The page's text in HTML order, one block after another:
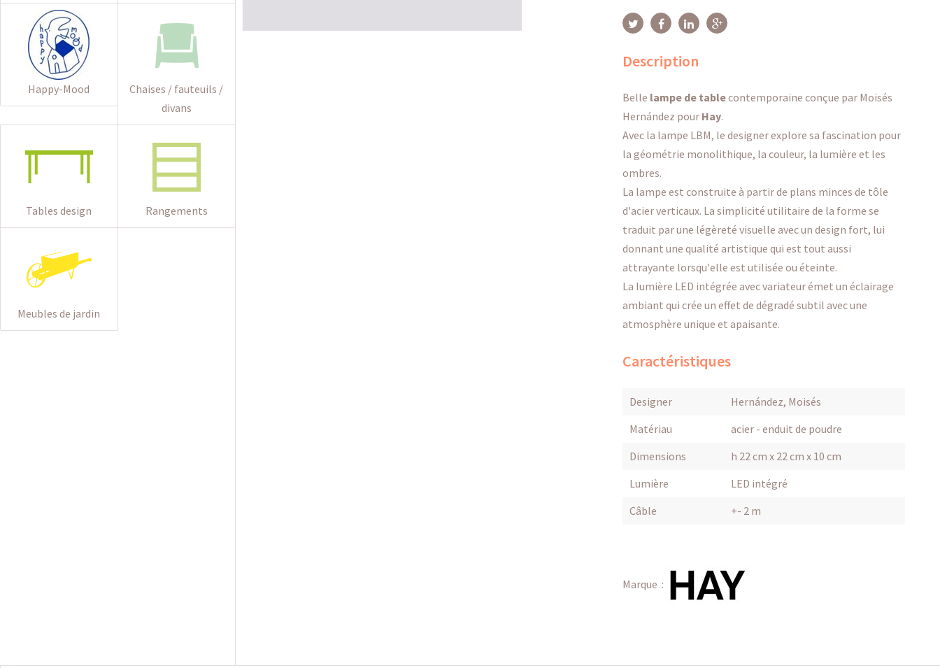
Happy-Mood
Chaises / fauteuils /
divans
Tables design Rangements
Meubles de jardin
Description
Belle lampe de tablecontemporaine conçue par Moisés
Hernández pour Hay.
Avec la lampe LBM, le designer explore sa fascination pour
la géométrie monolithique, la couleur, la lumière et les
ombres.
La lampe est construite à partir de plans minces de tôle
d'acier verticaux. La simplicité utilitaire de la forme se
traduit par une légèreté visuelle avec un design fort, lui
donnant une qualité artistique qui est tout aussi
attrayante lorsqu'elle est utilisée ou éteinte.
La lumière LED intégrée avec variateur émet un éclairage
ambiant qui crée un effet de dégradé subtil avec une
atmosphère unique et apaisante.
Caractéristiques
Designer
Hernández, Moisés
Matériau
acier - enduit de poudre
Dimensions
h 22 cm x 22 cm x 10 cm
Lumière
LED intégré
Câble
+- 2 m
Marque :